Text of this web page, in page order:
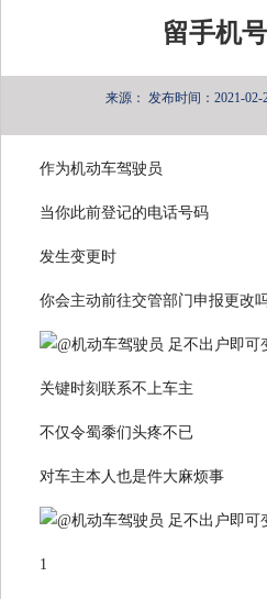
留手机
来源： 发布时间：2021-02-
作为机动车驾驶员
当你此前登记的电话号码
发生变更时
你会主动前往交管部门申报更改
关键时刻联系不上车主
不仅令蜀黍们头疼不已
对车主本人也是件大麻烦事
1